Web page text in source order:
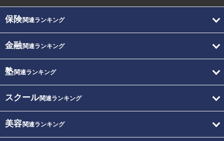
保険関連ランキング
金融関連ランキング
塾関連ランキング
スクール関連ランキング
美容関連ランキング